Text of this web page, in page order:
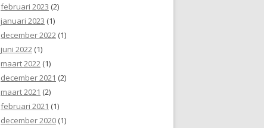
februari 2023 (2)
januari 2023 (1)
december 2022 (1)
juni 2022 (1)
maart 2022 (1)
december 2021 (2)
maart 2021 (2)
februari 2021 (1)
december 2020 (1)